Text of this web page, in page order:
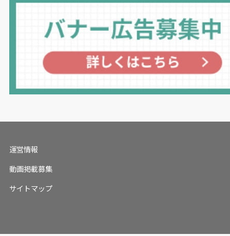
運営情報
動画掲載募集
サイトマップ